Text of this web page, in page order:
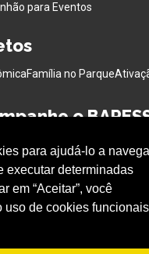
para ajudá-lo a
executar determinadas
em “Aceitar”, você
uso de cookies funcionais
para Eventos
Família no Parque
o